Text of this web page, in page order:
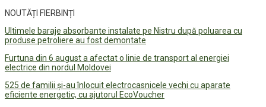
NOUTĂȚI FIERBINȚI
Ultimele baraje absorbante instalate pe Nistru după poluarea cu
produse petroliere au fost demontate
Furtuna din 6 august a afectat o linie de transport al energiei
electrice din nordul Moldovei
525 de familii și-au înlocuit electrocasnicele vechi cu aparate
eficiente energetic, cu ajutorul EcoVoucher